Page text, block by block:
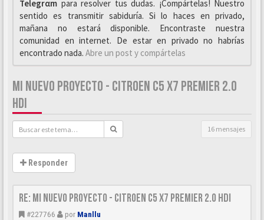
Telegrαm para resolver tus dudas. ¡Compártelas! Nuestro
sentido es transmitir sabiduría. Si lo haces en privado,
mañana no estará disponible. Encontraste nuestra
comunidad en internet. De estar en privado no habrías
encontrado nada. Abre un post y compártelas
MI NUEVO PROYECTO - CITROEN C5 X7 PREMIER 2.0
HDI
16 mensajes
Responder
Re: Mi nuevo proyecto - Citroen C5 X7 Premier 2.0 HDi
#227766 por Manllu